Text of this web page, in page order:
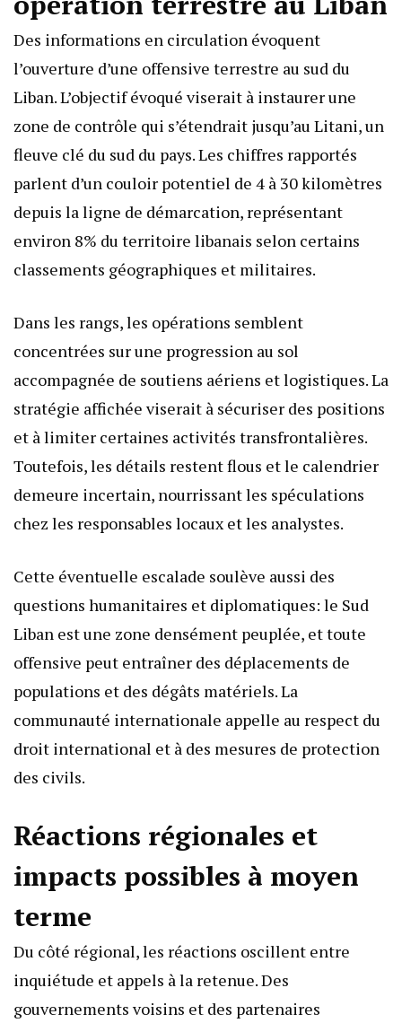
Des informations en circulation évoquent
l’ouverture d’une offensive terrestre au sud du
Liban. L’objectif évoqué viserait à instaurer une
zone de contrôle qui s’étendrait jusqu’au Litani, un
fleuve clé du sud du pays. Les chiffres rapportés
parlent d’un couloir potentiel de 4 à 30 kilomètres
depuis la ligne de démarcation, représentant
environ 8% du territoire libanais selon certains
classements géographiques et militaires.
Dans les rangs, les opérations semblent
concentrées sur une progression au sol
accompagnée de soutiens aériens et logistiques. La
stratégie affichée viserait à sécuriser des positions
et à limiter certaines activités transfrontalières.
Toutefois, les détails restent flous et le calendrier
demeure incertain, nourrissant les spéculations
chez les responsables locaux et les analystes.
Cette éventuelle escalade soulève aussi des
questions humanitaires et diplomatiques: le Sud
Liban est une zone densément peuplée, et toute
offensive peut entraîner des déplacements de
populations et des dégâts matériels. La
communauté internationale appelle au respect du
droit international et à des mesures de protection
des civils.
Réactions régionales et
impacts possibles à moyen
terme
Du côté régional, les réactions oscillent entre
inquiétude et appels à la retenue. Des
gouvernements voisins et des partenaires